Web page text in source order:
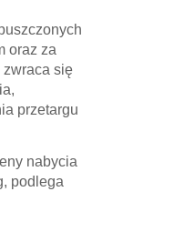
oraz za
zwraca się
przetargu
nabycia
podlega